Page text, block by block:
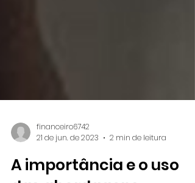
financeiro6742
21 de jun. de 2023
2 min de leitura